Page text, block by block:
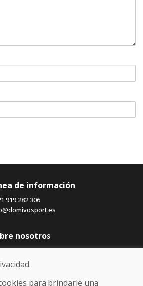
de información
919 282 306
nosotros
nosotros
para brindarle una